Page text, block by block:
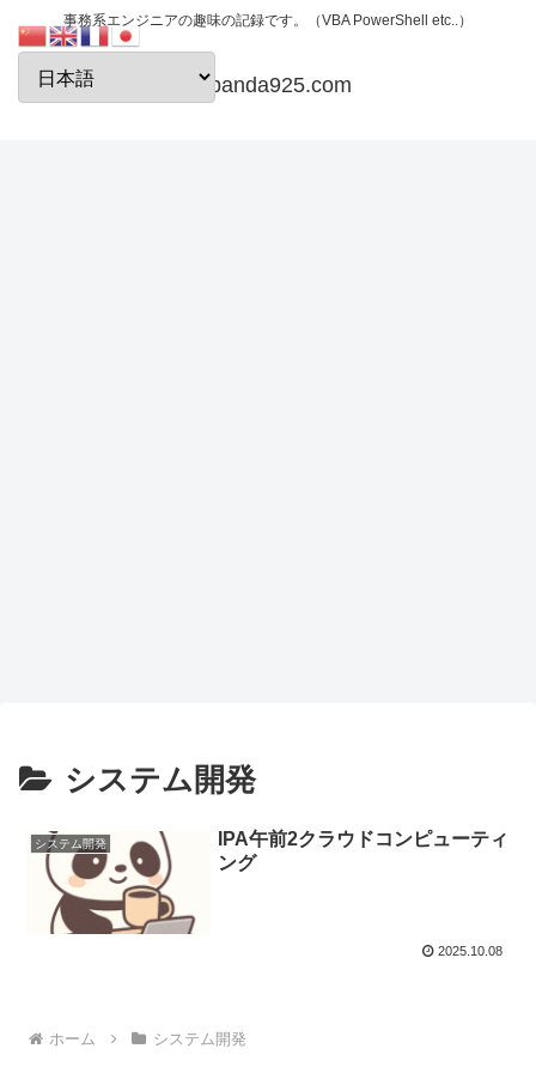
事務系エンジニアの趣味の記録です。（VBA PowerShell etc..）
papanda925.com
システム開発
システム開発
IPA午前2クラウドコンピューティ
ング
2025.10.08
ホーム システム開発